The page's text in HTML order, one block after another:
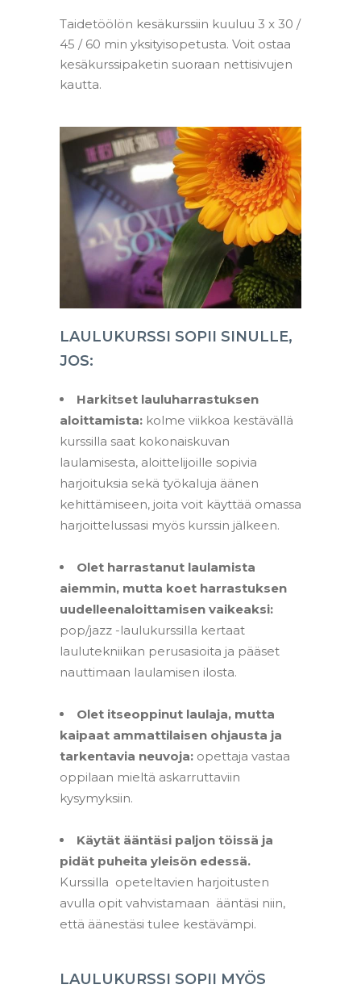
Taidetöölön kesäkurssiin kuuluu 3 x 30 /
45 / 60 min yksityisopetusta. Voit ostaa
kesäkurssipaketin suoraan nettisivujen
kautta.
LAULUKURSSI SOPII SINULLE,
JOS:
Harkitset lauluharrastuksen
aloittamista: kolme viikkoa kestävällä
kurssilla saat kokonaiskuvan
laulamisesta, aloittelijoille sopivia
harjoituksia sekä työkaluja äänen
kehittämiseen, joita voit käyttää omassa
harjoittelussasi myös kurssin jälkeen.
Olet harrastanut laulamista
aiemmin, mutta koet harrastuksen
uudelleenaloittamisen vaikeaksi:
pop/jazz -laulukurssilla kertaat
laulutekniikan perusasioita ja pääset
nauttimaan laulamisen ilosta.
Olet itseoppinut laulaja, mutta
kaipaat ammattilaisen ohjausta ja
tarkentavia neuvoja: opettaja vastaa
oppilaan mieltä askarruttaviin
kysymyksiin.
Käytät ääntäsi paljon töissä ja
pidät puheita yleisön edessä.
Kurssilla opeteltavien harjoitusten
avulla opit vahvistamaan ääntäsi niin,
että äänestäsi tulee kestävämpi.
LAULUKURSSI SOPII MYÖS